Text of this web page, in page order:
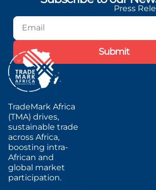
Submit
TradeMark Africa
(TMA) drives,
sustainable trade
across Africa,
boosting intra-
African and
global market
participation.
Press